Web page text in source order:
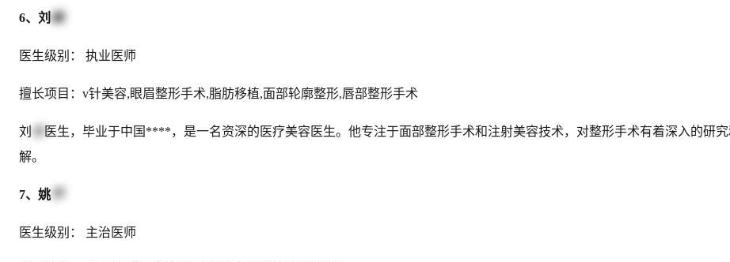
6、刘 峰
医生级别： 执业医师
擅长项目：v针美容,眼眉整形手术,脂肪移植,面部轮廓整形,唇部整形手术
刘
医生，毕业于中国****，是一名资深的医疗美容医生。他专注于面部整形手术和注射美容技术，对整形手术有着深入的研
解。
7、姚 平
医生级别： 主治医师